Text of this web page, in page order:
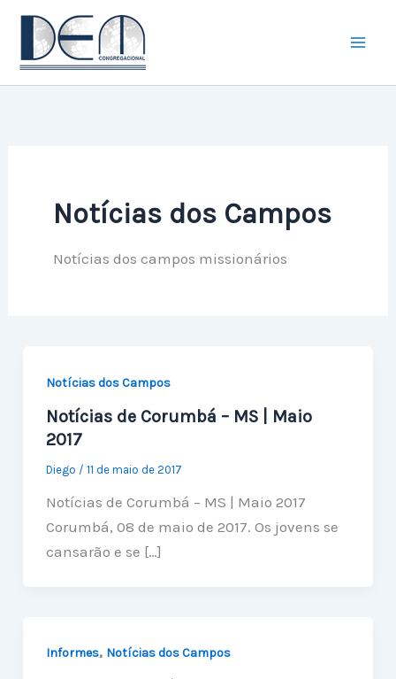
conteúdo
Notícias dos Campos
Notícias dos campos missionários
Notícias dos Campos
Notícias de Corumbá – MS | Maio
2017
Diego / 11 de maio de 2017
Notícias de Corumbá – MS | Maio 2017
Corumbá, 08 de maio de 2017. Os jovens se
cansarão e se […]
Informes, Notícias dos Campos